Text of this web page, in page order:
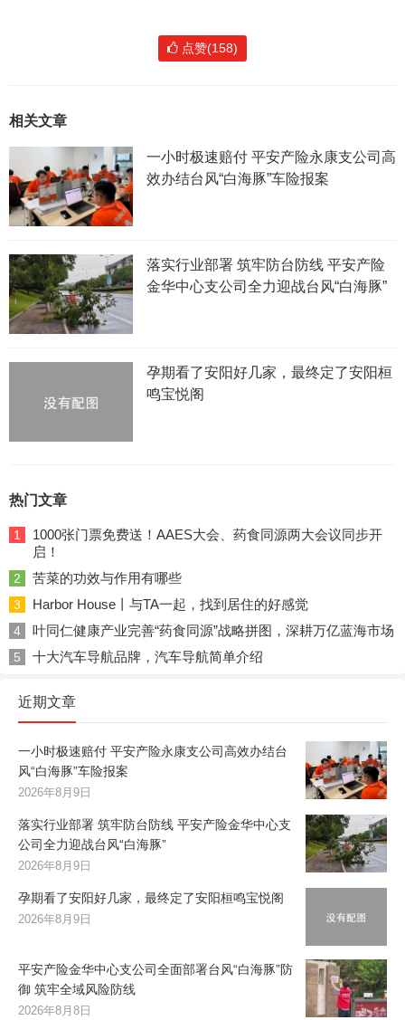
点赞(158)
相关文章
一小时极速赔付 平安产险永康支公司高
效办结台风“白海豚”车险报案
落实行业部署 筑牢防台防线 平安产险
金华中心支公司全力迎战台风“白海豚”
孕期看了安阳好几家，最终定了安阳桓
鸣宝悦阁
热门文章
1
1000张门票免费送！AAES大会、药食同源两大会议同步开
启！
2 苦菜的功效与作用有哪些
3 Harbor House丨与TA一起，找到居住的好感觉
4 叶同仁健康产业完善“药食同源”战略拼图，深耕万亿蓝海市场
5 十大汽车导航品牌，汽车导航简单介绍
近期文章
一小时极速赔付 平安产险永康支公司高效办结台
风“白海豚”车险报案
2026年8月9日
落实行业部署 筑牢防台防线 平安产险金华中心支
公司全力迎战台风“白海豚”
2026年8月9日
孕期看了安阳好几家，最终定了安阳桓鸣宝悦阁
2026年8月9日
平安产险金华中心支公司全面部署台风“白海豚”防
御 筑牢全域风险防线
2026年8月8日